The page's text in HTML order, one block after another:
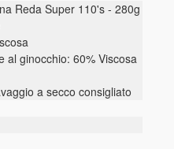
Reda Super 110's - 280g
al ginocchio: 60% Viscosa
a secco consigliato